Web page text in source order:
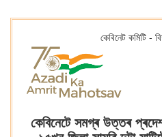
কেবিনেট কমিটি -
কেবিনেটে সমগ্ৰ উত্তৰ